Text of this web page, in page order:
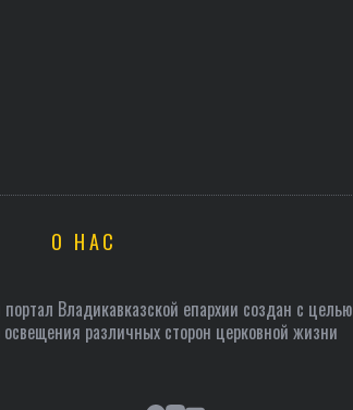
О НАС
Владикавказской епархии создан c целью
освещения различных сторон церковной жизни